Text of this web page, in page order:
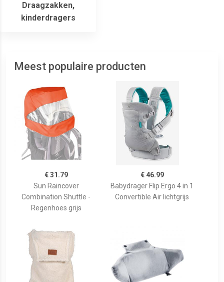
Draagzakken,
kinderdragers
Meest populaire producten
€ 31.79
Sun Raincover
Combination Shuttle -
Regenhoes grijs
€ 46.99
Babydrager Flip Ergo 4 in 1
Convertible Air lichtgrijs